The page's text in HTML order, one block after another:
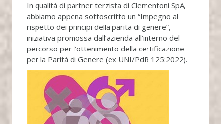
In qualità di partner terzista di Clementoni SpA,
abbiamo appena sottoscritto un “Impegno al
rispetto dei principi della parità di genere”,
iniziativa promossa dall’azienda all’interno del
percorso per l’ottenimento della certificazione
per la Parità di Genere (ex UNI/PdR 125:2022).